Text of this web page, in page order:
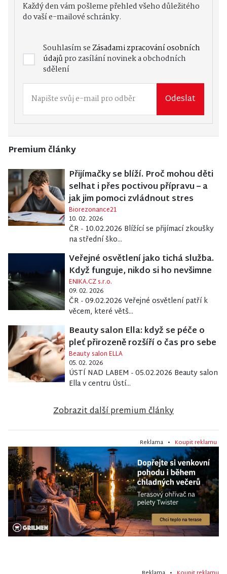
Každý den vám pošleme přehled všeho důležitého
do vaší e-mailové schránky.
Souhlasím seZásadami zpracování osobních
údajůpro zasílání novinek a obchodních
sdělení
Odeslat
Premium články
Přijímačky se blíží. Proč mohou děti
selhat i přes poctivou přípravu – a
jak jim pomoci zvládnout stres
Biorezonance21
10. 02. 2026
ČR - 10.02.2026 Blížící se přijímací zkoušky
na střední ško...
Veřejné osvětlení jako tichá služba.
Když funguje, nikdo si ho nevšimne
ENIKA.CZ s.r.o.
09. 02. 2026
ČR - 09.02.2026 Veřejné osvětlení patří k
věcem, které větš...
Beauty salon Ella: když se péče o
pleť přirozeně rozšíří o čas pro sebe
Beauty salon ELLA
05. 02. 2026
ÚSTÍ NAD LABEM - 05.02.2026 Beauty salon
Ella v centru Ústí...
Zobrazit další premium články
Reklama • Koupit reklamu